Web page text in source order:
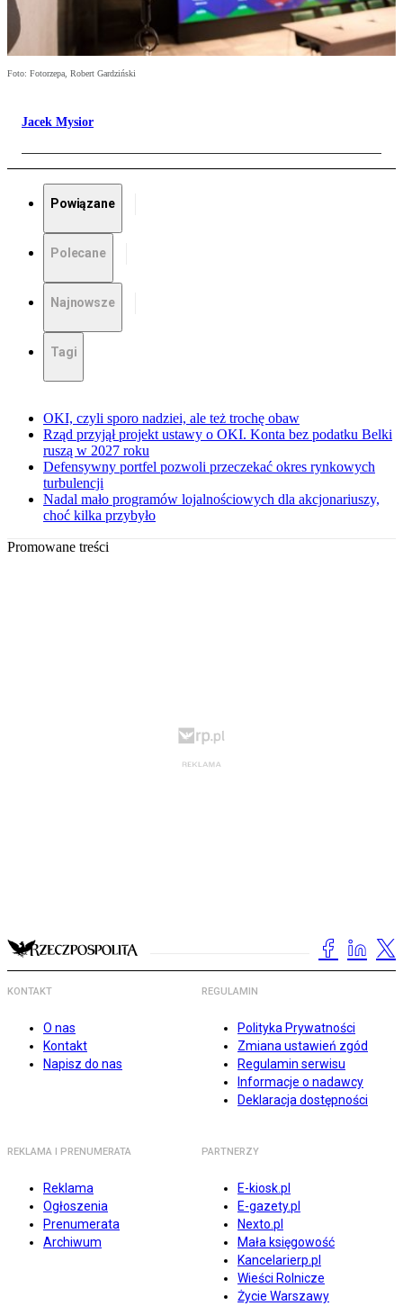
Foto: Fotorzepa, Robert Gardziński
Jacek Mysior
Powiązane
Polecane
Najnowsze
Tagi
OKI, czyli sporo nadziei, ale też trochę obaw
Rząd przyjął projekt ustawy o OKI. Konta bez podatku Belki
ruszą w 2027 roku
Defensywny portfel pozwoli przeczekać okres rynkowych
turbulencji
Nadal mało programów lojalnościowych dla akcjonariuszy,
choć kilka przybyło
Promowane treści
KONTAKT
O nas
Kontakt
Napisz do nas
REGULAMIN
Polityka Prywatności
Zmiana ustawień zgód
Regulamin serwisu
Informacje o nadawcy
Deklaracja dostępności
REKLAMA I PRENUMERATA
Reklama
Ogłoszenia
Prenumerata
Archiwum
PARTNERZY
E-kiosk.pl
E-gazety.pl
Nexto.pl
Mała księgowość
Kancelarierp.pl
Wieści Rolnicze
Życie Warszawy